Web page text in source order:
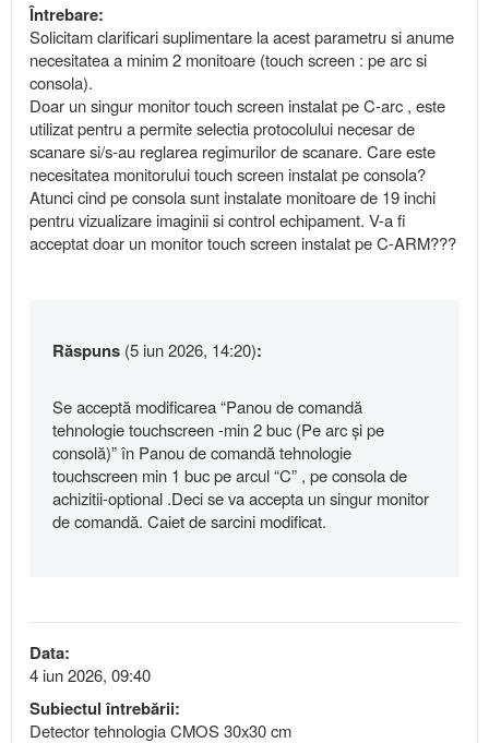
Întrebare:
Solicitam clarificari suplimentare la acest parametru si anume
necesitatea a minim 2 monitoare (touch screen : pe arc si
consola).
Doar un singur monitor touch screen instalat pe C-arc , este
utilizat pentru a permite selectia protocolului necesar de
scanare si/s-au reglarea regimurilor de scanare. Care este
necesitatea monitorului touch screen instalat pe consola?
Atunci cind pe consola sunt instalate monitoare de 19 inchi
pentru vizualizare imaginii si control echipament. V-a fi
acceptat doar un monitor touch screen instalat pe C-ARM???
Răspuns (5 iun 2026, 14:20):
Se acceptă modificarea “Panou de comandă
tehnologie touchscreen -min 2 buc (Pe arc și pe
consolă)” în Panou de comandă tehnologie
touchscreen min 1 buc pe arcul “C” , pe consola de
achizitii-optional .Deci se va accepta un singur monitor
de comandă. Caiet de sarcini modificat.
Data:
4 iun 2026, 09:40
Subiectul întrebării:
Detector tehnologia CMOS 30x30 cm